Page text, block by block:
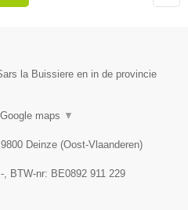
la Buissiere en in de provincie
Google maps ▼
9800 Deinze (Oost-Vlaanderen)
-, BTW-nr: BE0892 911 229